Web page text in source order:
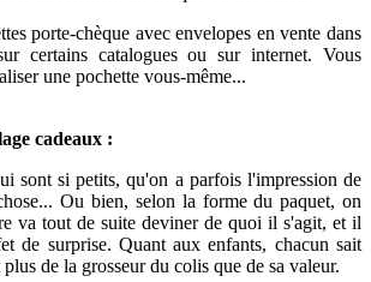
porte-chèque avec envelopes en vente dans
certains catalogues ou sur internet. Vous
une pochette vous-même...
cadeaux :
sont si petits, qu'on a parfois l'impression de
Ou bien, selon la forme du paquet, on
va tout de suite deviner de quoi il s'agit, et il
de surprise. Quant aux enfants, chacun sait
de la grosseur du colis que de sa valeur.